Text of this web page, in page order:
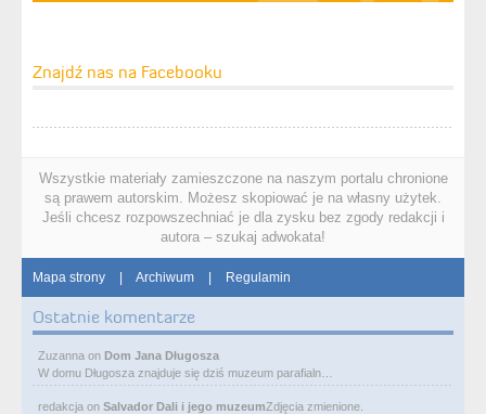
Znajdź nas na Facebooku
Wszystkie materiały zamieszczone na naszym portalu chronione
są prawem autorskim. Możesz skopiować je na własny użytek.
Jeśli chcesz rozpowszechniać je dla zysku bez zgody redakcji i
autora – szukaj adwokata!
Mapa strony | Archiwum | Regulamin
Ostatnie komentarze
Zuzanna on Dom Jana Długosza
W domu Długosza znajduje się dziś muzeum parafialn…
redakcja on Salvador Dali i jego muzeumZdjęcia zmienione.